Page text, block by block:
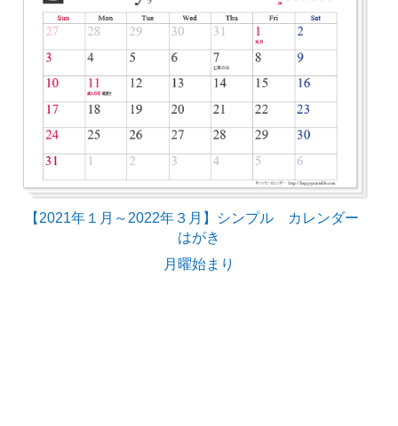
【2021年１月～2022年３月】シンプル カレンダー
はがき
月曜始まり